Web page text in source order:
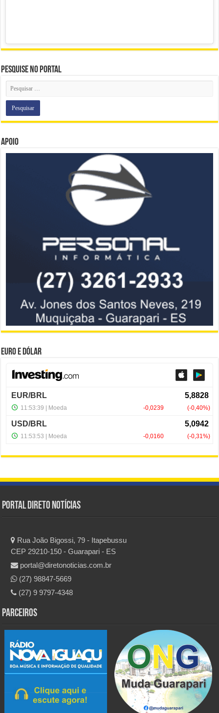
Pesquise no portal
Apoio
Euro e Dólar
Portal Direto Notícias
Rua João Bigossi, 79 - Itapebussu
CEP 29210-150 - Guarapari - ES
portal@diretonoticias.com.br
(27) 98847-5669
(27) 9 9797-4348
Parceiros